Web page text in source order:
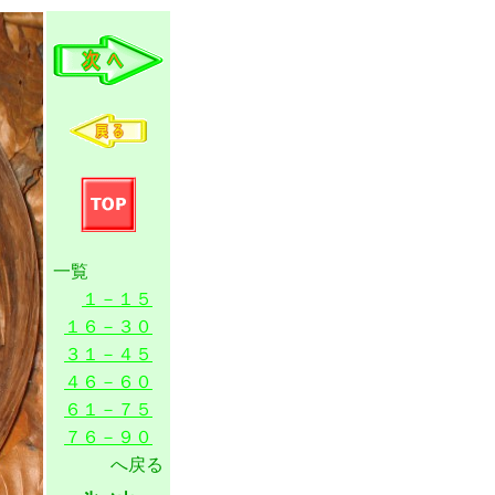
一覧
１－１５
１６－３０
３１－４５
４６－６０
６１－７５
７６－９０
へ戻る